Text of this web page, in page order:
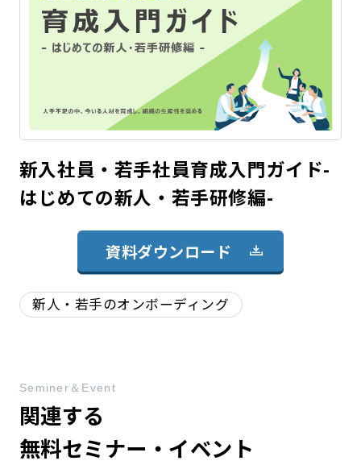
新入社員・若手社員育成入門ガイド-
はじめての新人・若手研修編-
資料ダウンロード
新人・若手のオンボーディング
関連する
無料セミナー・イベント
Seminer＆Event